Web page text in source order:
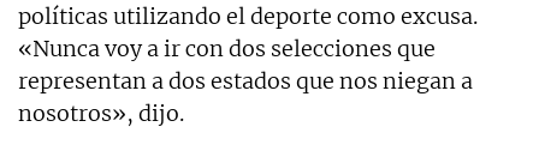
políticas utilizando el deporte como excusa.
«Nunca voy a ir con dos selecciones que
representan a dos estados que nos niegan a
nosotros», dijo.